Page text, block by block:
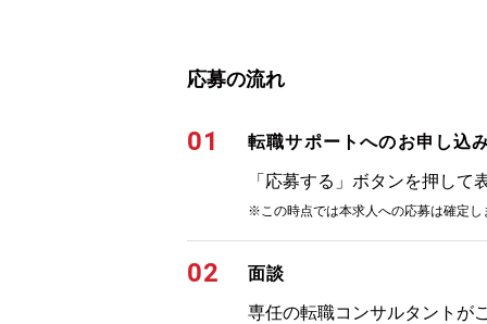
応募の流れ
01
転職サポートへのお申し込
「応募する」ボタンを押し
※この時点では本求人への応募は確定し
02
面談
専任の転職コンサルタントが